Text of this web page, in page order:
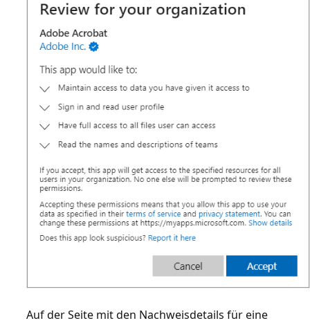
Auf der Seite mit den Nachweisdetails für eine